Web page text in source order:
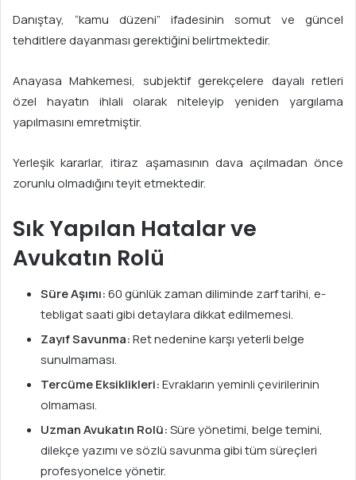
Danıştay, “kamu düzeni” ifadesinin somut ve güncel
tehditlere dayanması gerektiğini belirtmektedir.
Anayasa Mahkemesi, subjektif gerekçelere dayalı retleri
özel hayatın ihlali olarak niteleyip yeniden yargılama
yapılmasını emretmiştir.
Yerleşik kararlar, itiraz aşamasının dava açılmadan önce
zorunlu olmadığını teyit etmektedir.
Sık Yapılan Hatalar ve
Avukatın Rolü
Süre Aşımı:60 günlük zaman diliminde zarf tarihi, e-
tebligat saati gibi detaylara dikkat edilmemesi.
Zayıf Savunma:Ret nedenine karşı yeterli belge
sunulmaması.
Tercüme Eksiklikleri:Evrakların yeminli çevirilerinin
olmaması.
Uzman Avukatın Rolü:Süre yönetimi, belge temini,
dilekçe yazımı ve sözlü savunma gibi tüm süreçleri
profesyonelce yönetir.